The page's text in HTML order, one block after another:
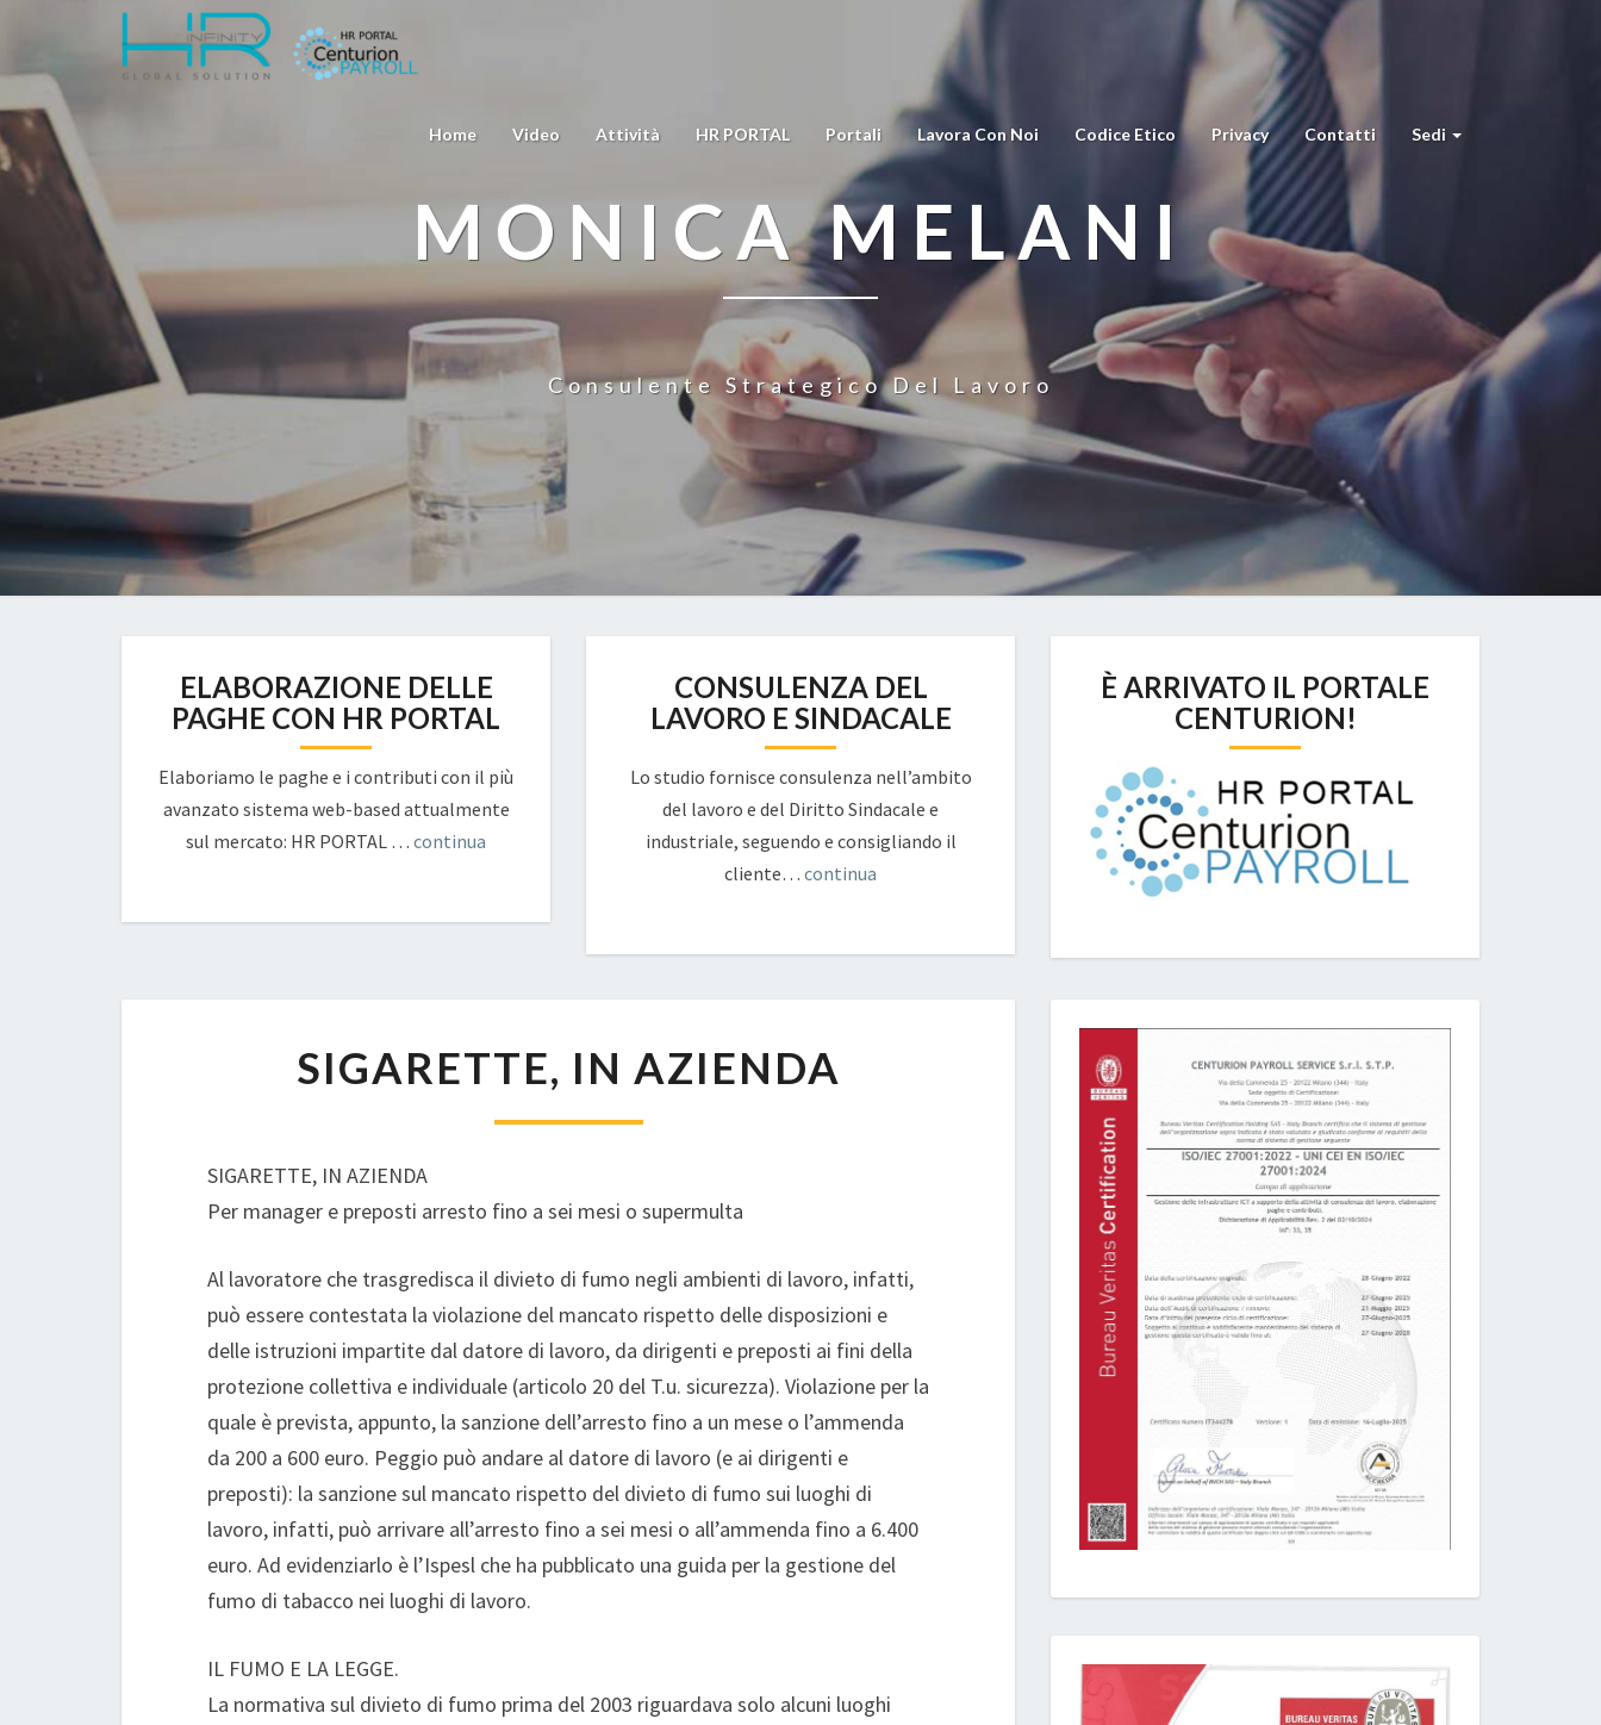
Home Video Attività HR PORTAL Portali Lavora Con Noi Codice Etico Privacy Contatti Sedi
MONICA MELANI
Consulente Strategico Del Lavoro
ELABORAZIONE DELLE
PAGHE CON HR PORTAL
Elaboriamo le paghe e i contributi con il più
avanzato sistema web-based attualmente
sul mercato: HR PORTAL … continua
CONSULENZA DEL
LAVORO E SINDACALE
Lo studio fornisce consulenza nell’ambito
del lavoro e del Diritto Sindacale e
industriale, seguendo e consigliando il
cliente… continua
È ARRIVATO IL PORTALE
CENTURION!
SIGARETTE, IN AZIENDA
SIGARETTE, IN AZIENDA
Per manager e preposti arresto fino a sei mesi o supermulta
Al lavoratore che trasgredisca il divieto di fumo negli ambienti di lavoro, infatti,
può essere contestata la violazione del mancato rispetto delle disposizioni e
delle istruzioni impartite dal datore di lavoro, da dirigenti e preposti ai fini della
protezione collettiva e individuale (articolo 20 del T.u. sicurezza). Violazione per la
quale è prevista, appunto, la sanzione dell’arresto fino a un mese o l’ammenda
da 200 a 600 euro. Peggio può andare al datore di lavoro (e ai dirigenti e
preposti): la sanzione sul mancato rispetto del divieto di fumo sui luoghi di
lavoro, infatti, può arrivare all’arresto fino a sei mesi o all’ammenda fino a 6.400
euro. Ad evidenziarlo è l’Ispesl che ha pubblicato una guida per la gestione del
fumo di tabacco nei luoghi di lavoro.
IL FUMO E LA LEGGE.
La normativa sul divieto di fumo prima del 2003 riguardava solo alcuni luoghi